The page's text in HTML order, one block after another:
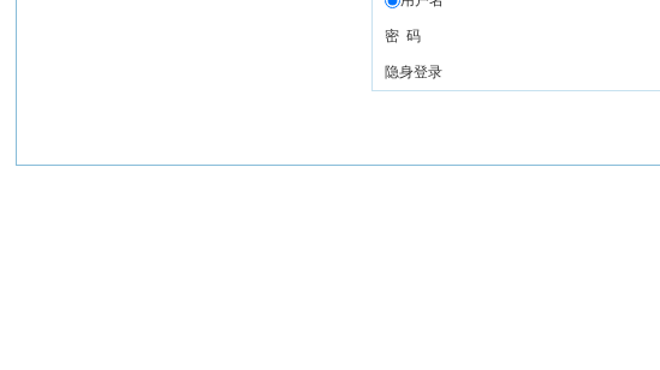
密 码
隐身登录